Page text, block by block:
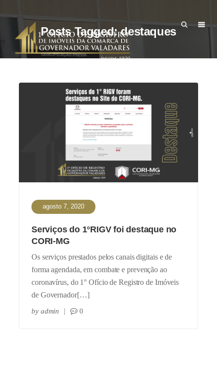
Posts Tagged: destaques
agosto 7, 2020
Serviços do 1°RIGV foi destaque no
CORI-MG
Os serviços prestados pelos canais digitais e de
forma agendada, em combate e prevenção ao
coronavírus, do 1° Ofício de Registro de Imóveis
de Governador[…]
by admin 0